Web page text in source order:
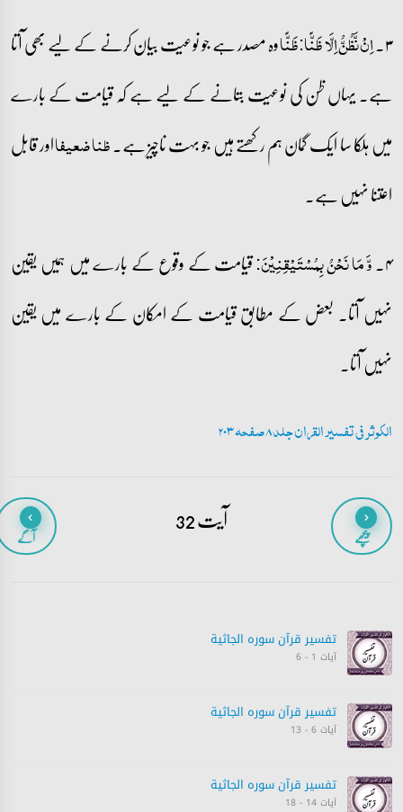
۳۔ اِنۡ نَّظُنُّ اِلَّا ظَنًّا:ظَنًّاوہ مصدر ہے جو نوعیت بیان کرنے کے لیے بھی آتا
ہے۔ یہاں ظن کی نوعیت بتانے کے لیے ہے کہ قیامت کے بارے
میں ہلکا سا ایک گمان ہم رکھتے ہیں جو بہت ناچیز ہے۔ظنا ضعیفااور قابل
اعتنا نہیں ہے۔
۴۔ وَّ مَا نَحۡنُ بِمُسۡتَیۡقِنِیۡنَ:قیامت کے وقوع کے بارے میں ہمیں یقین
نہیں آتا۔ بعض کے مطابق قیامت کے امکان کے بارے میں یقین
نہیں آتا۔
الکوثر فی تفسیر القران جلد 8 صفحہ 203
پیچھے آیت 32 آگے
تفسیر قرآن سورہ ‎الجاثية
آیات 1 - 6
تفسیر قرآن سورہ ‎الجاثية
آیات 6 - 13
تفسیر قرآن سورہ ‎الجاثية
آیات 14 - 18